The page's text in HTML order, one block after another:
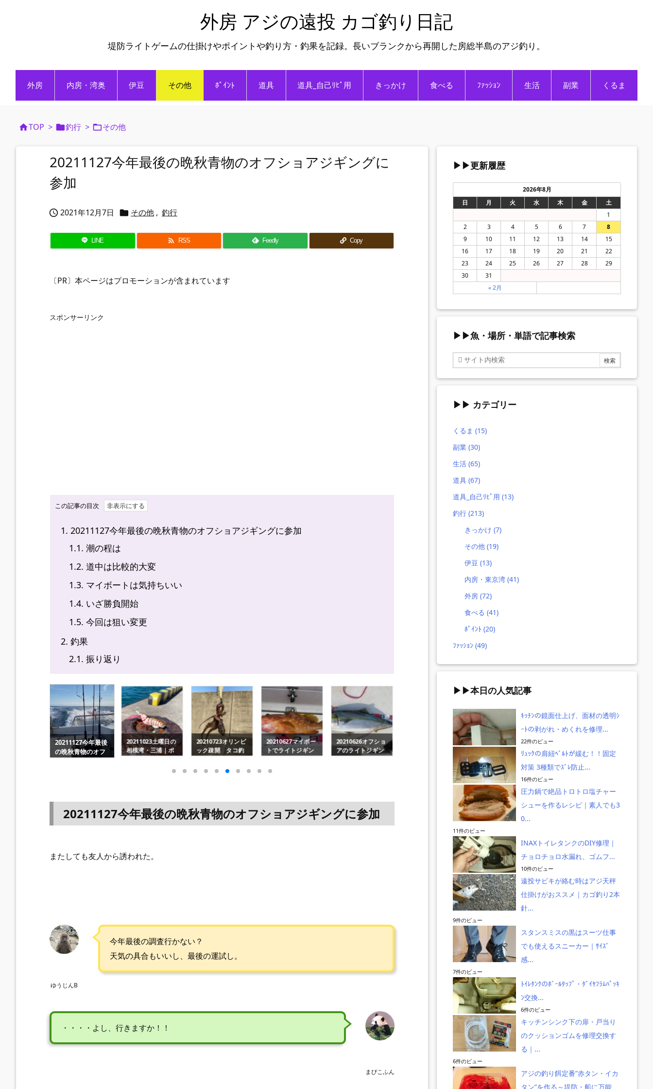
外房 アジの遠投 カゴ釣り日記
堤防ライトゲームの仕掛けやポイントや釣り方・釣果を記録。長いブランクから再開した房総半島のアジ釣り。
外房 内房・湾奥 伊豆 その他 ﾎﾟｲﾝﾄ 道具 道具_自己ﾘﾋﾟ用 きっかけ 食べる ﾌｧｯｼｮﾝ 生活 副業 くるま
TOP > 釣行 > その他
20211127今年最後の晩秋青物のオフショアジギングに
参加
 2021年12月7日  その他 , 釣行
LINE  RSS Feedly Copy
〔PR〕本ページはプロモーションが含まれています
スポンサーリンク
この記事の目次
1. 20211127今年最後の晩秋青物のオフショアジギングに参加
1.1. 潮の程は
1.2. 道中は比較的大変
1.3. マイボートは気持ちいい
1.4. いざ勝負開始
1.5. 今回は狙い変更
2. 釣果
2.1. 振り返り
20211023土曜日の
相模湾・三浦｜ポ
イント探訪＆タコ
20210723オリンピ
ック疎開 タコ釣
り＆船＆レジャー
20210627マイボー
トでライトジギン
グ｜オフショアの
青物ブリ・カンパ
20210626オフショ
アのライトジギン
グ青物調査を堪
能 1日目
20240918太刀魚釣
りと青物釣りを弟
と
目｜最終日早朝の
20230920関西帰省
での青物ショアジ
ギング1回目｜淡
路・大阪・和歌
山・須磨
20220922関西で太
刀魚ルアー釣り調
査を愉しむ｜泉
南？和歌山？須
20211127今年最後の晩秋青物のオフショアジギングに参加
またしても友人から誘われた。
ゆうじんB
今年最後の調査行かない？
天気の具合もいいし、最後の運試し。
まぴこふん
・・・・よし、行きますか！！
▶▶更新履歴
2026年8月
日
月 火 水 木 金
土
1
2
3 4 5 6 7
8
9
10 11 12 13 14
15
16
17 18 19 20 21
22
23
24 25 26 27 28
29
30
31
« 2月
▶▶魚・場所・単語で記事検索
▶▶ カテゴリー
くるま (15)
副業 (30)
生活 (65)
道具 (67)
道具_自己ﾘﾋﾟ用 (13)
釣行 (213)
きっかけ(7)
その他(19)
伊豆(13)
内房・東京湾(41)
外房(72)
食べる(41)
ﾎﾟｲﾝﾄ(20)
ﾌｧｯｼｮﾝ (49)
▶▶本日の人気記事
ｷｯﾁﾝの鏡面仕上げ、面材の透明ｼ
ｰﾄの剥がれ・めくれを修理...
22件のビュー
ﾘｭｯｸの肩紐ﾍﾞﾙﾄが緩む！！固定
対策 3種類でｽﾞﾚ防止...
16件のビュー
圧力鍋で絶品トロトロ塩チャー
シューを作るレシピ｜素人でも3
0...
11件のビュー
INAXトイレタンクのDIY修理｜
チョロチョロ水漏れ、ゴムフ...
10件のビュー
遠投サビキが絡む時はアジ天秤
仕掛けがおススメ｜カゴ釣り2本
針...
9件のビュー
スタンスミスの黒はスーツ仕事
でも使えるスニーカー｜ｻｲｽﾞ
感...
7件のビュー
ﾄｲﾚﾀﾝｸのﾎﾞｰﾙﾀｯﾌﾟ・ﾀﾞｲﾔﾌﾗﾑﾊﾟｯｷ
ﾝ交換...
6件のビュー
キッチンシンク下の扉・戸当り
のクッションゴムを修理交換す
る｜...
6件のビュー
アジの釣り餌定番”赤タン・イカ
タン”を作る～堤防・船に万能